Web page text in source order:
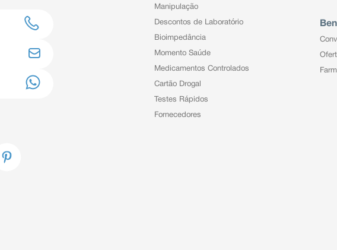
Manipulação
Descontos de Laboratório
Bioimpedância
Momento Saúde
Medicamentos Controlados
Cartão Drogal
Testes Rápidos
Fornecedores